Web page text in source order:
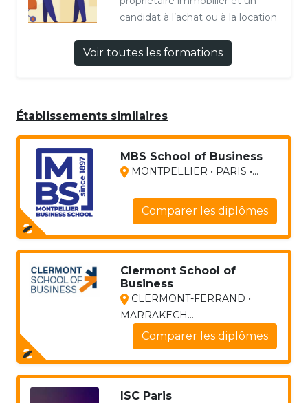
candidat à l’achat ou à la location
Voir toutes les formations
Établissements similaires
MBS School of Business
MONTPELLIER • PARIS •...
Comparer les diplômes
Clermont School of
Business
CLERMONT-FERRAND •
MARRAKECH...
Comparer les diplômes
ISC Paris